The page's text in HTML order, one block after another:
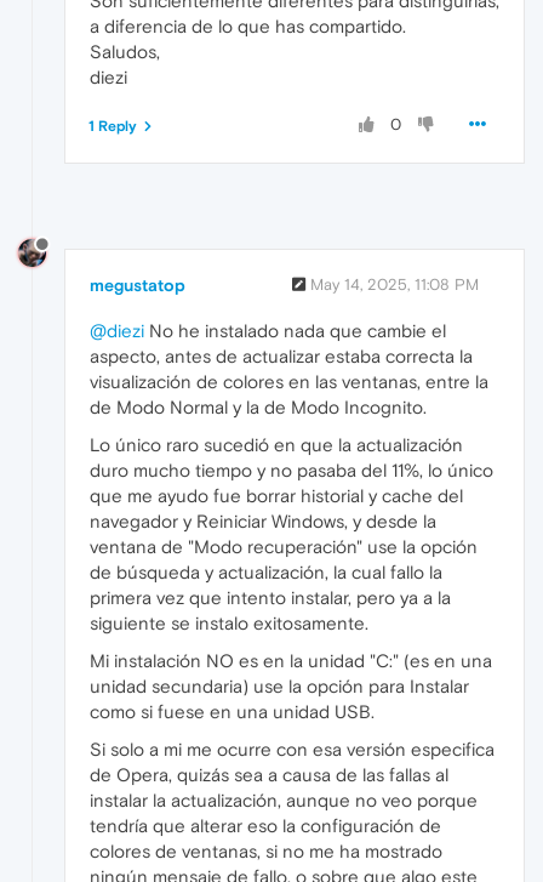
a diferencia de lo que has compartido.
Saludos,
diezi
0
1 Reply
megustatop May 14, 2025, 11:08 PM
@diezi No he instalado nada que cambie el
aspecto, antes de actualizar estaba correcta la
visualización de colores en las ventanas, entre la
de Modo Normal y la de Modo Incognito.
Lo único raro sucedió en que la actualización
duro mucho tiempo y no pasaba del 11%, lo único
que me ayudo fue borrar historial y cache del
navegador y Reiniciar Windows, y desde la
ventana de "Modo recuperación" use la opción
de búsqueda y actualización, la cual fallo la
primera vez que intento instalar, pero ya a la
siguiente se instalo exitosamente.
Mi instalación NO es en la unidad "C:" (es en una
unidad secundaria) use la opción para Instalar
como si fuese en una unidad USB.
Si solo a mi me ocurre con esa versión especifica
de Opera, quizás sea a causa de las fallas al
instalar la actualización, aunque no veo porque
tendría que alterar eso la configuración de
colores de ventanas, si no me ha mostrado
ningún mensaje de fallo, o sobre que algo este